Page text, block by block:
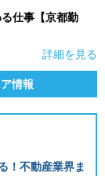
仕事【京都勤
詳細を見る
情報
！不動産業界ま